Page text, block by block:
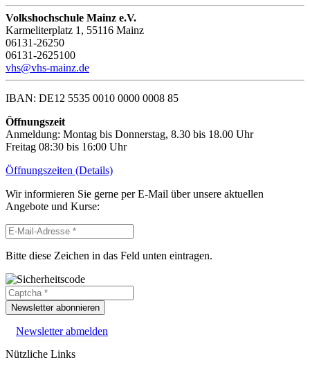
Volkshochschule Mainz e.V.
Karmeliterplatz 1, 55116 Mainz
06131-26250
06131-2625100
vhs@vhs-mainz.de
IBAN: DE12 5535 0010 0000 0008 85
Öffnungszeit
Anmeldung: Montag bis Donnerstag, 8.30 bis 18.00 Uhr
Freitag 08:30 bis 16:00 Uhr
Öffnungszeiten (Details)
Wir informieren Sie gerne per E-Mail über unsere aktuellen
Angebote und Kurse:
Bitte diese Zeichen in das Feld unten eintragen.
Newsletter abonnieren
Newsletter abmelden
Nützliche Links